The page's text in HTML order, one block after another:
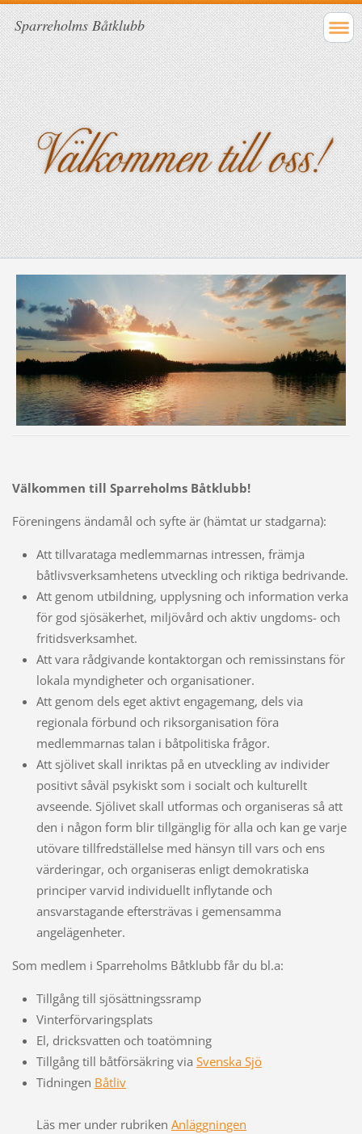
Sparreholms Båtklubb
Välkommen till Sparreholms Båtklubb!
Föreningens ändamål och syfte är (hämtat ur stadgarna):
Att tillvarataga medlemmarnas intressen, främja
båtlivsverksamhetens utveckling och riktiga bedrivande.
Att genom utbildning, upplysning och information verka
för god sjösäkerhet, miljövård och aktiv ungdoms- och
fritidsverksamhet.
Att vara rådgivande kontaktorgan och remissinstans för
lokala myndigheter och organisationer.
Att genom dels eget aktivt engagemang, dels via
regionala förbund och riksorganisation föra
medlemmarnas talan i båtpolitiska frågor.
Att sjölivet skall inriktas på en utveckling av individer
positivt såväl psykiskt som i socialt och kulturellt
avseende. Sjölivet skall utformas och organiseras så att
den i någon form blir tillgänglig för alla och kan ge varje
utövare tillfredställelse med hänsyn till vars och ens
värderingar, och organiseras enligt demokratiska
principer varvid individuellt inflytande och
ansvarstagande eftersträvas i gemensamma
angelägenheter.
Som medlem i Sparreholms Båtklubb får du bl.a:
Tillgång till sjösättningssramp
Vinterförvaringsplats
El, dricksvatten och toatömning
Tillgång till båtförsäkring via Svenska Sjö
Tidningen Båtliv
Läs mer under rubriken Anläggningen